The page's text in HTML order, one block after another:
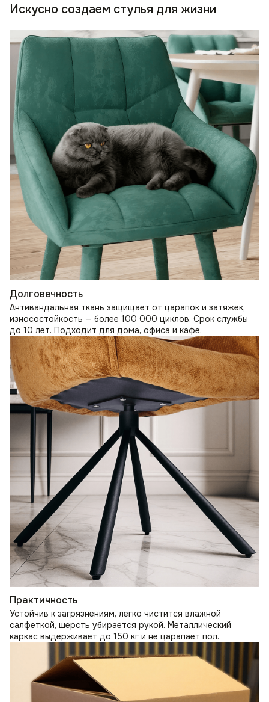
Искусно создаем стулья для жизни
Долговечность
Антивандальная ткань защищает от царапок и затяжек,
износостойкость — более 100 000 циклов. Срок службы
до 10 лет. Подходит для дома, офиса и кафе.
Практичность
Устойчив к загрязнениям, легко чистится влажной
салфеткой, шерсть убирается рукой. Металлический
каркас выдерживает до 150 кг и не царапает пол.